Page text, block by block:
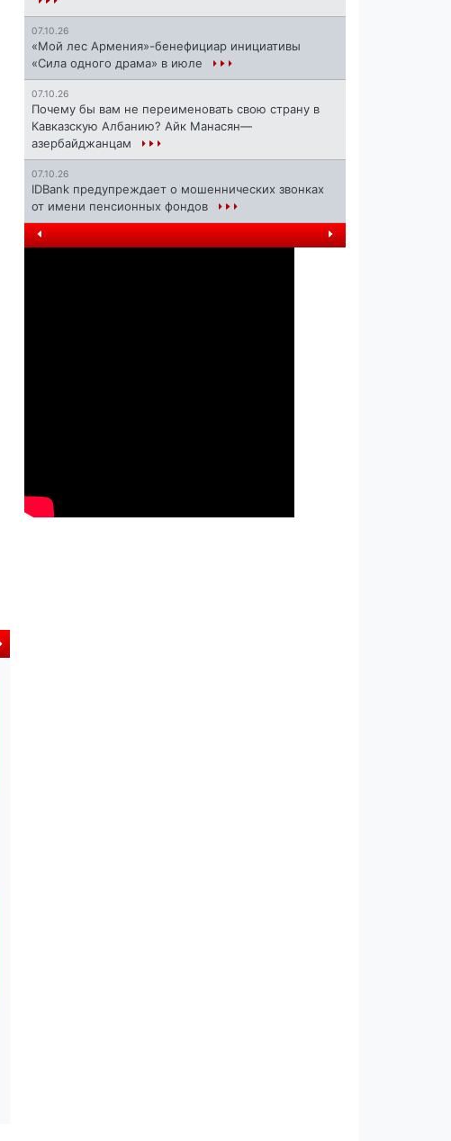
07.10.26
«Мой лес Армения»-бенефициар инициативы
«Сила одного драма» в июле
07.10.26
Почему бы вам не переименовать свою страну в
Кавказскую Албанию? Айк Манасян—
азербайджанцам
07.10.26
IDBank предупреждает о мошеннических звонках
от имени пенсионных фондов